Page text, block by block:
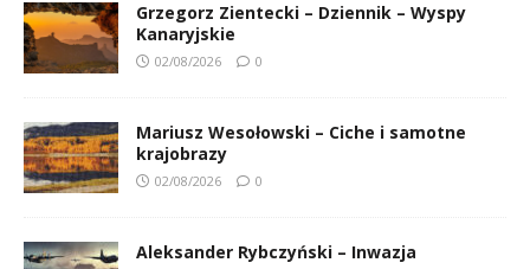
Grzegorz Zientecki – Dziennik – Wyspy
Kanaryjskie
02/08/2026 0
Mariusz Wesołowski – Ciche i samotne
krajobrazy
02/08/2026 0
Aleksander Rybczyński – Inwazja